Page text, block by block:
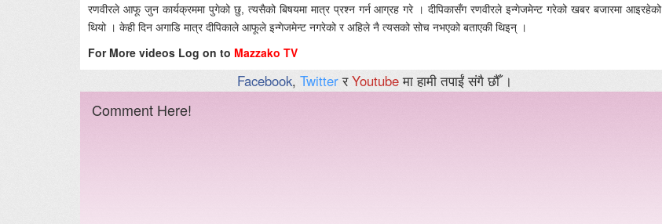
रणवीरले आफू जुन कार्यक्रममा पुगेको छु, त्यसैको बिषयमा मात्र प्रश्न गर्न आग्रह गरे । दीपिकासँग रणवीरले इन्गेजमेन्ट गरेको खबर बजारमा आइरहेको
थियो । केही दिन अगाडि मात्र दीपिकाले आफूले इन्गेजमेन्ट नगरेको र अहिले नै त्यसको सोच नभएको बताएकी थिइन् ।
For More videos Log on to Mazzako TV
Facebook, TwitterरYoutubeमा हामी तपाईं संगै छौँ ।
Comment Here!